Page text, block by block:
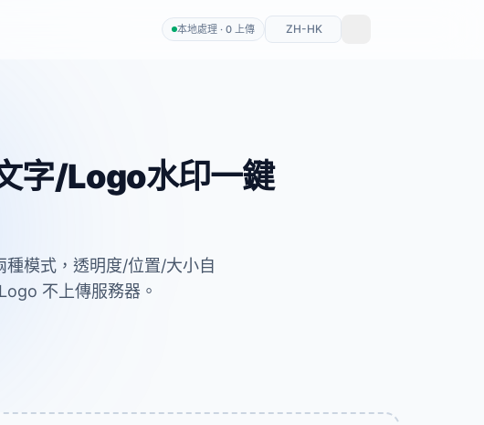
本地處理 · 0 上傳 ZH-HK
字/Logo水印一鍵
模式，透明度/位置/大小自
不上傳服務器。